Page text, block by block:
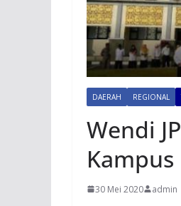
DAERAH REGIONAL
Wendi
Kampus
30 Mei 2020 admin